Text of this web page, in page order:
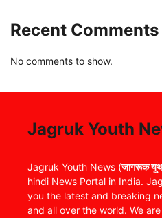
Recent Comments
No comments to show.
Jagruk Youth
Jagruk Youth News (जागरूक
hindi News Portal in India.
you the latest and breaking
and all over the world. We